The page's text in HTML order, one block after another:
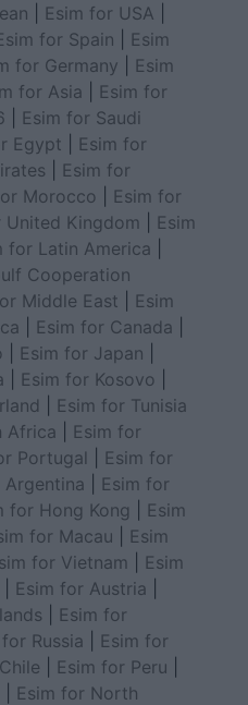
Esim for USA
for Spain
Esim
for Germany
Esim
for Asia
Esim for
Esim for Saudi
Egypt
Esim for
Esim for
Morocco
Esim for
United Kingdom
Esim
for Latin America
Cooperation
Middle East
Esim
Esim for Canada
Esim for Japan
Esim for Kosovo
Esim for Tunisia
Africa
Esim for
Portugal
Esim for
Argentina
Esim for
for Hong Kong
Esim
for Macau
Esim
for Vietnam
Esim
Esim for Austria
Esim for
Russia
Esim for
Esim for Peru
Esim for North